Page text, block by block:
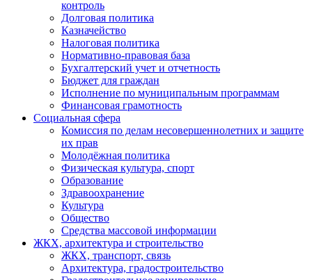
контроль
Долговая политика
Казначейство
Налоговая политика
Нормативно-правовая база
Бухгалтерский учет и отчетность
Бюджет для граждан
Исполнение по муниципальным программам
Финансовая грамотность
Социальная сфера
Комиссия по делам несовершеннолетних и защите
их прав
Молодёжная политика
Физическая культура, спорт
Образование
Здравоохранение
Культура
Общество
Средства массовой информации
ЖКХ, архитектура и строительство
ЖКХ, транспорт, связь
Архитектура, градостроительство